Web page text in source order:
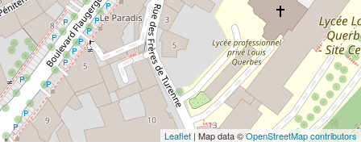
Leaflet | Map data ©OpenStreetMap contributors